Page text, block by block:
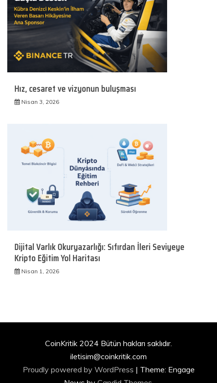
Hız, cesaret ve vizyonun buluşması
Nisan 3, 2026
Dijital Varlık Okuryazarlığı: Sıfırdan İleri Seviyeye
Kripto Eğitim Yol Haritası
Nisan 1, 2026
CoinKritik 2024 Bütün hakları saklıdır.
iletisim@coinkritik.com
Proudly powered by WordPress | Theme: Engage